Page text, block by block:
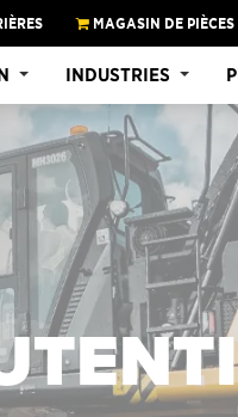
MAGASIN DE PIÈCES
INDUSTRIES